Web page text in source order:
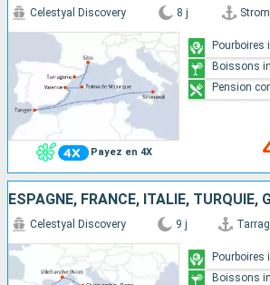
Payez en 4X
Celestyal Discovery 8 j
Pourboires
Boissons
Pension
Celestyal Discovery 9 j
Pourboires
Boissons